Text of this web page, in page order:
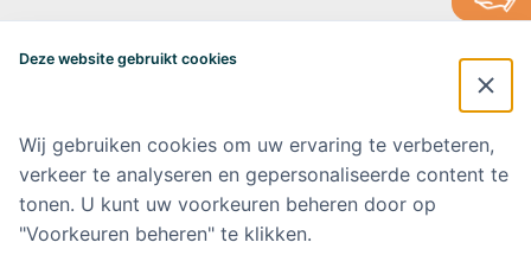
Postbus 7057
alzheimercentrum@amsterdamumc.nl
Doneer via: NL 42 INGB 0006 9052 76 Ten name van: Stichting Steun
Alzheimercentrum Amsterdam
Amsterdam UMC
Deze website gebruikt cookies
Wij gebruiken cookies om uw ervaring te verbeteren,
verkeer te analyseren en gepersonaliseerde content te
tonen. U kunt uw voorkeuren beheren door op
"Voorkeuren beheren" te klikken.